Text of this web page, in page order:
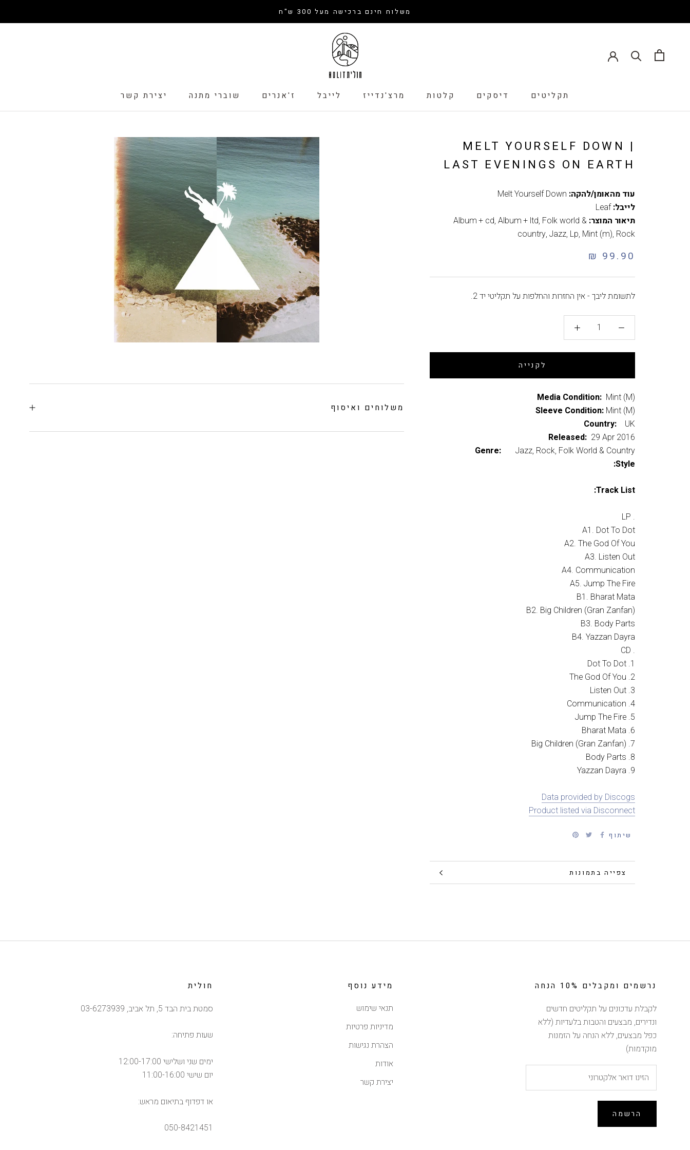
משלוח חינם ברכישה מעל 300 ש"ח
תקליטים
דיסקים
קלטות
מרצ'נדייז
לייבל
ז'אנרים
שוברי מתנה
יצירת קשר
MELT YOURSELF DOWN |
LAST EVENINGS ON EARTH
עוד מהאומן/להקה: Melt Yourself Down
לייבל: Leaf
תיאור המוצר:
Album + cd, Album + ltd, Folk world &
country, Jazz, Lp, Mint (m), Rock
99.90 ₪
לתשומת ליבך - אין החזרות והחלפות על תקליטי יד 2.
לקנייה
Media Condition: Mint (M)
Sleeve Condition: Mint (M)
Country: UK
Released: 29 Apr 2016
Genre: Jazz, Rock, Folk World & Country
Style:
Track List:
. LP
A1. Dot To Dot
A2. The God Of You
A3. Listen Out
A4. Communication
A5. Jump The Fire
B1. Bharat Mata
B2. Big Children (Gran Zanfan)
B3. Body Parts
B4. Yazzan Dayra
. CD
1. Dot To Dot
2. The God Of You
3. Listen Out
4. Communication
5. Jump The Fire
6. Bharat Mata
7. Big Children (Gran Zanfan)
8. Body Parts
9. Yazzan Dayra
Data provided by Discogs
Product listed via Disconnect
שיתוף
פרטים נוספים
צפייה בתמונות
משלוחים ואיסוף
חולית
סמטת בית הבד 5, תל אביב, 03-6273939
שעות פתיחה:
ימים שני ושלישי 12:00-17:00
יום שישי 11:00-16:00
או דפדוף בתיאום מראש:
050-8421451
מידע נוסף
תנאי שימוש
מדיניות פרטיות
הצהרת נגישות
אודות
יצירת קשר
נרשמים ומקבלים 10% הנחה
לקבלת עדכונים על תקליטים חדשים
ונדירים, מבצעים והטבות בלעדיות (ללא
כפל מבצעים, ללא הנחה על הזמנות
מוקדמות)
הרשמה